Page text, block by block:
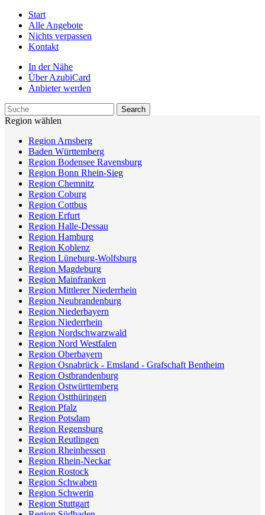
Start
Alle Angebote
Nichts verpassen
Kontakt
In der Nähe
Über AzubiCard
Anbieter werden
Region wählen
Region Arnsberg
Baden Württemberg
Region Bodensee Ravensburg
Region Bonn Rhein-Sieg
Region Chemnitz
Region Coburg
Region Cottbus
Region Erfurt
Region Halle-Dessau
Region Hamburg
Region Koblenz
Region Lüneburg-Wolfsburg
Region Magdeburg
Region Mainfranken
Region Mittlerer Niederrhein
Region Neubrandenburg
Region Niederbayern
Region Niederrhein
Region Nordschwarzwald
Region Nord Westfalen
Region Oberbayern
Region Osnabrück - Emsland - Grafschaft Bentheim
Region Ostbrandenburg
Region Ostwürttemberg
Region Ostthüringen
Region Pfalz
Region Potsdam
Region Regensburg
Region Reutlingen
Region Rheinhessen
Region Rhein-Neckar
Region Rostock
Region Schwaben
Region Schwerin
Region Stuttgart